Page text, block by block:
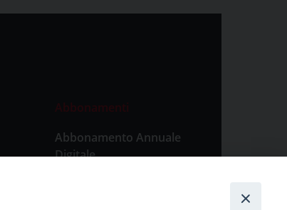
Abbonamenti
Abbonamento Annuale
Digitale